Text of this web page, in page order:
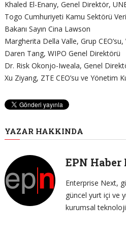
Khaled El-Enany, Genel Direktör,
Togo Cumhuriyeti Kamu Sektörü
Bakanı Sayın Cina Lawson
Margherita Della Valle, Grup
Daren Tang, WIPO Genel Direktörü
Dr. Risk Okonjo-Iweala, Genel
Xu Ziyang, ZTE CEO’su ve Yönetim
YAZAR HAKKINDA
EPN
Enterprise Next,
güncel yurt içi ve
kurumsal teknoloji